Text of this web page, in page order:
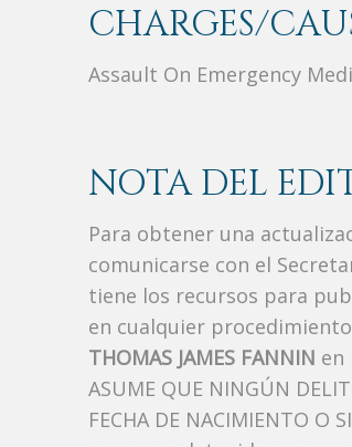
CHARGES/
Assault On Emergency
NOTA DEL
Para obtener una
comunicarse con el
tiene los recursos para
en cualquier
THOMAS JAMES FANNIN en
ASUME QUE NINGÚN
FECHA DE NACIMIENTO O